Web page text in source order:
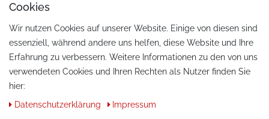
Impressum
ZAHLUNG & VERSAND
Cookies
Wir nutzen Cookies auf unserer Website. Einige von diesen sind
essenziell, während andere uns helfen, diese Website und Ihre
Erfahrung zu verbessern. Weitere Informationen zu den von uns
verwendeten Cookies und Ihren Rechten als Nutzer finden Sie
hier:
Daten­schutz­erklärung
Impressum